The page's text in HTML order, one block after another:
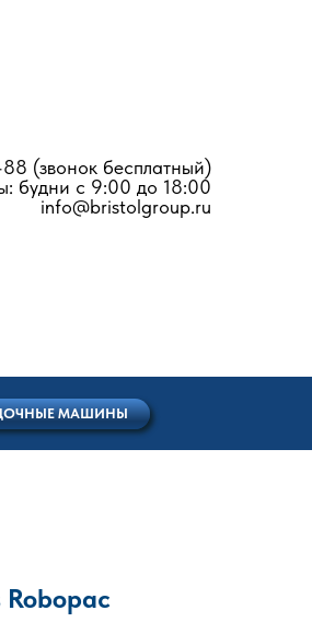
(звонок бесплатный)
будни с 9:00 до 18:00
info@bristolgroup.ru
Robopac